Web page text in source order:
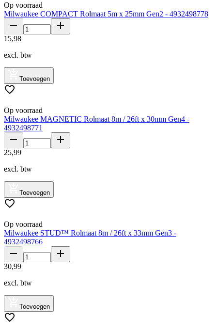
Op voorraad
Milwaukee COMPACT Rolmaat 5m x 25mm Gen2 - 4932498778
15,98
excl. btw
Toevoegen
Op voorraad
Milwaukee MAGNETIC Rolmaat 8m / 26ft x 30mm Gen4 -
4932498771
25,99
excl. btw
Toevoegen
Op voorraad
Milwaukee STUD™ Rolmaat 8m / 26ft x 33mm Gen3 -
4932498766
30,99
excl. btw
Toevoegen